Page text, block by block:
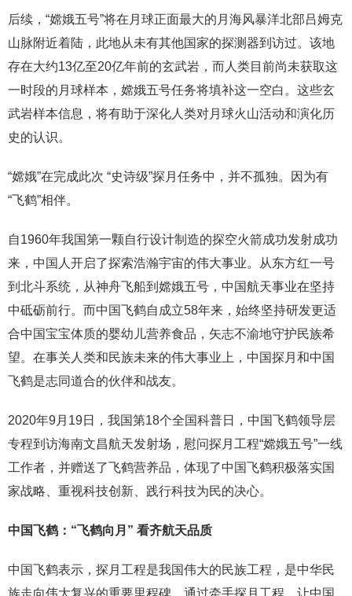
后续，“嫦娥五号”将在月球正面最大的月海风暴洋北部吕姆克
山脉附近着陆，此地从未有其他国家的探测器到访过。该地
存在大约13亿至20亿年前的玄武岩，而人类目前尚未获取这
一时段的月球样本，嫦娥五号任务将填补这一空白。这些玄
武岩样本信息，将有助于深化人类对月球火山活动和演化历
史的认识。
“嫦娥”在完成此次 “史诗级”探月任务中，并不孤独。因为有
“飞鹤”相伴。
自1960年我国第一颗自行设计制造的探空火箭成功发射成功
来，中国人开启了探索浩瀚宇宙的伟大事业。从东方红一号
到北斗系统，从神舟飞船到嫦娥五号，中国航天事业在坚持
中砥砺前行。而中国飞鹤自成立58年来，始终坚持研发更适
合中国宝宝体质的婴幼儿营养食品，矢志不渝地守护民族希
望。在事关人类和民族未来的伟大事业上，中国探月和中国
飞鹤是志同道合的伙伴和战友。
2020年9月19日，我国第18个全国科普日，中国飞鹤领导层
专程到访海南文昌航天发射场，慰问探月工程“嫦娥五号”一线
工作者，并赠送了飞鹤营养品，体现了中国飞鹤积极落实国
家战略、重视科技创新、践行科技为民的决心。
中国飞鹤：“飞鹤向月” 看齐航天品质
中国飞鹤表示，探月工程是我国伟大的民族工程，是中华民